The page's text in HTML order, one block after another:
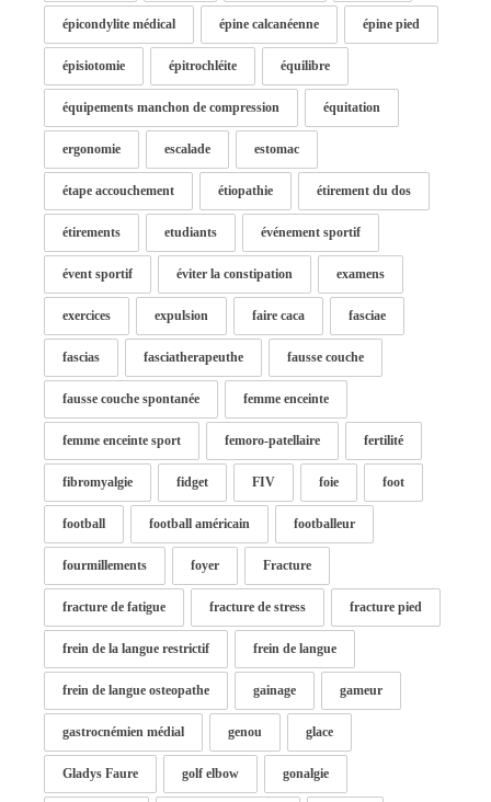
épicondylite médical épine calcanéenne épine pied
épisiotomie épitrochléite équilibre
équipements manchon de compression équitation
ergonomie escalade estomac
étape accouchement étiopathie étirement du dos
étirements etudiants événement sportif
évent sportif éviter la constipation examens
exercices expulsion faire caca fasciae
fascias fasciatherapeuthe fausse couche
fausse couche spontanée femme enceinte
femme enceinte sport femoro-patellaire fertilité
fibromyalgie fidget FIV foie foot
football football américain footballeur
fourmillements foyer Fracture
fracture de fatigue fracture de stress fracture pied
frein de la langue restrictif frein de langue
frein de langue osteopathe gainage gameur
gastrocnémien médial genou glace
Gladys Faure golf elbow gonalgie